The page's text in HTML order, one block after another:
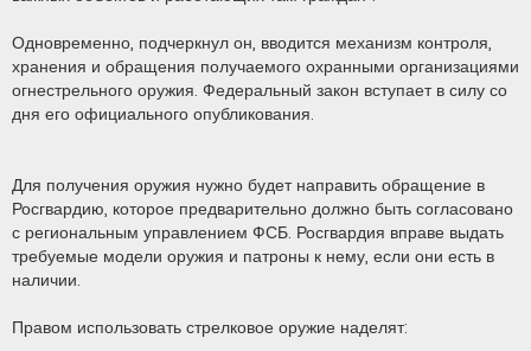
Одновременно, подчеркнул он, вводится механизм контроля,
хранения и обращения получаемого охранными организациями
огнестрельного оружия. Федеральный закон вступает в силу со
дня его официального опубликования.
Для получения оружия нужно будет направить обращение в
Росгвардию, которое предварительно должно быть согласовано
с региональным управлением ФСБ. Росгвардия вправе выдать
требуемые модели оружия и патроны к нему, если они есть в
наличии.
Правом использовать стрелковое оружие наделят: